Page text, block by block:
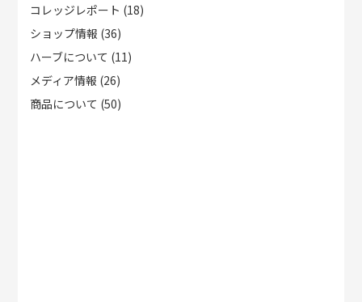
コレッジレポート (18)
ショップ情報 (36)
ハーブについて (11)
メディア情報 (26)
商品について (50)